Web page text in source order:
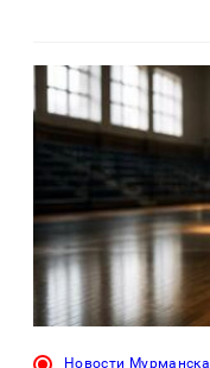
Новости Мурманска